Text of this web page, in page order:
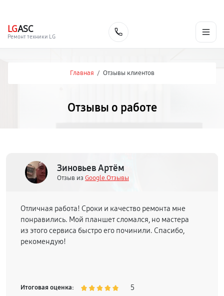
LGASC
Ремонт техники LG
Главная / Отзывы клиентов
Отзывы о работе
Зиновьев Артём
Отзыв из Google.Отзывы
Отличная работа! Сроки и качество ремонта мне
понравились. Мой планшет сломался, но мастера
из этого сервиса быстро его починили. Спасибо,
рекомендую!
Итоговая оценка: 5